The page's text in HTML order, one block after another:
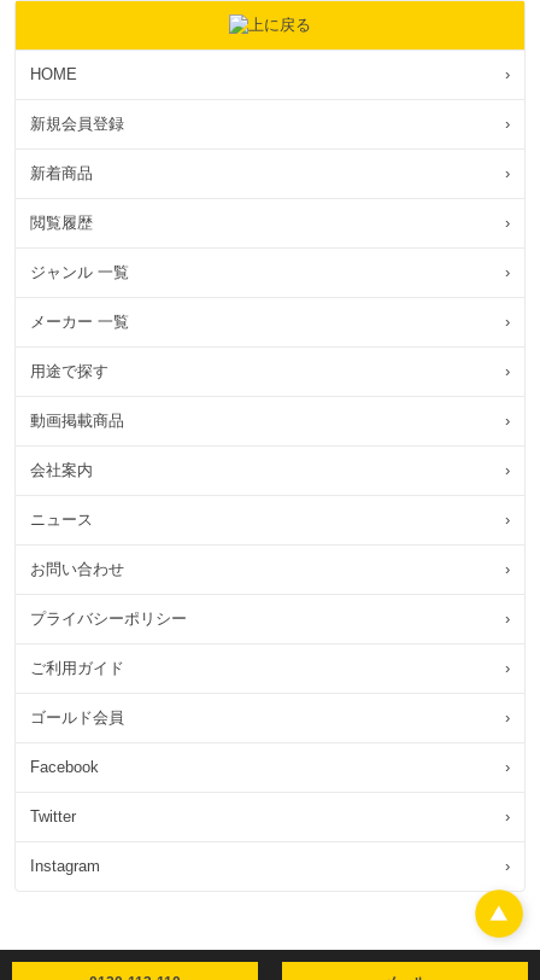
HOME ›
新規会員登録 ›
新着商品 ›
閲覧履歴 ›
ジャンル 一覧 ›
メーカー 一覧 ›
用途で探す ›
動画掲載商品 ›
会社案内 ›
ニュース ›
お問い合わせ ›
プライバシーポリシー ›
ご利用ガイド ›
ゴールド会員 ›
Facebook ›
Twitter ›
Instagram ›